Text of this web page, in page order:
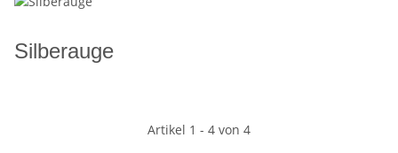
Silberauge
Artikel 1 - 4 von 4